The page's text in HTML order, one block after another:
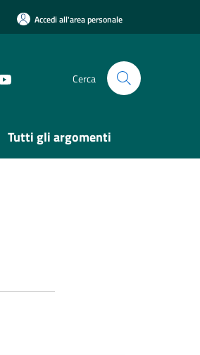
Accedi all'area personale
Cerca
Tutti gli argomenti